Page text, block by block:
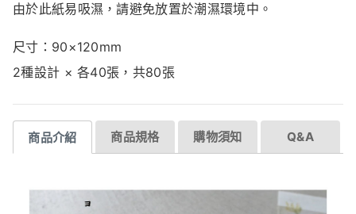
由於此紙易吸濕，請避免放置於潮濕環境中。
尺寸： 90×120mm
2種設計 ×各40張， 共80張
商品介紹 商品規格 購物須知 Q&A